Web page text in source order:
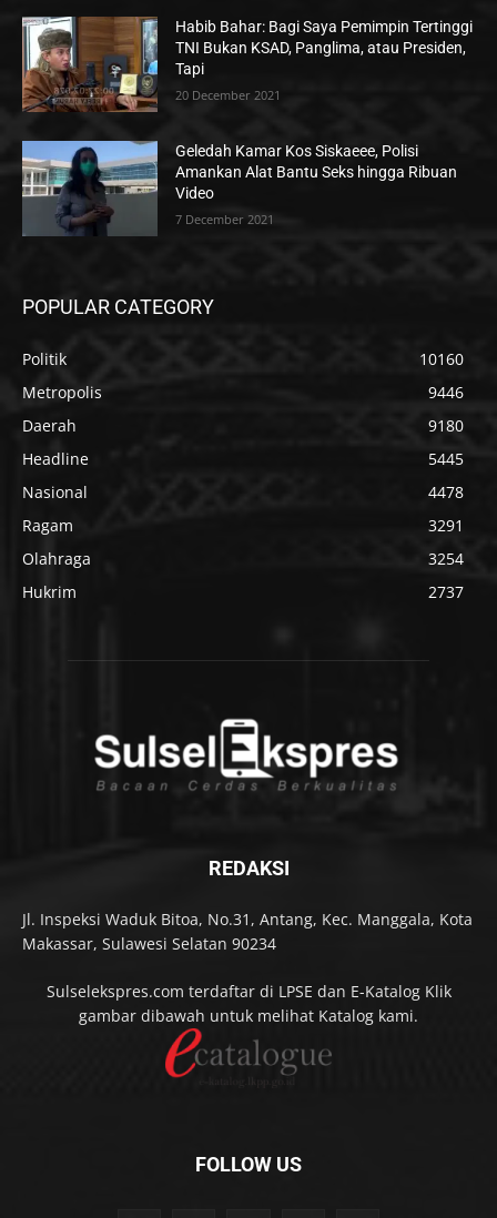
Habib Bahar: Bagi Saya Pemimpin Tertinggi
TNI Bukan KSAD, Panglima, atau Presiden,
Tapi
20 December 2021
Geledah Kamar Kos Siskaeee, Polisi
Amankan Alat Bantu Seks hingga Ribuan
Video
7 December 2021
POPULAR CATEGORY
Politik
10160
Metropolis
9446
Daerah
9180
Headline
5445
Nasional
4478
Ragam
3291
Olahraga
3254
Hukrim
2737
REDAKSI
Jl. Inspeksi Waduk Bitoa, No.31, Antang, Kec. Manggala, Kota
Makassar, Sulawesi Selatan 90234
Sulselekspres.com terdaftar di LPSE dan E-Katalog Klik
gambar dibawah untuk melihat Katalog kami.
FOLLOW US